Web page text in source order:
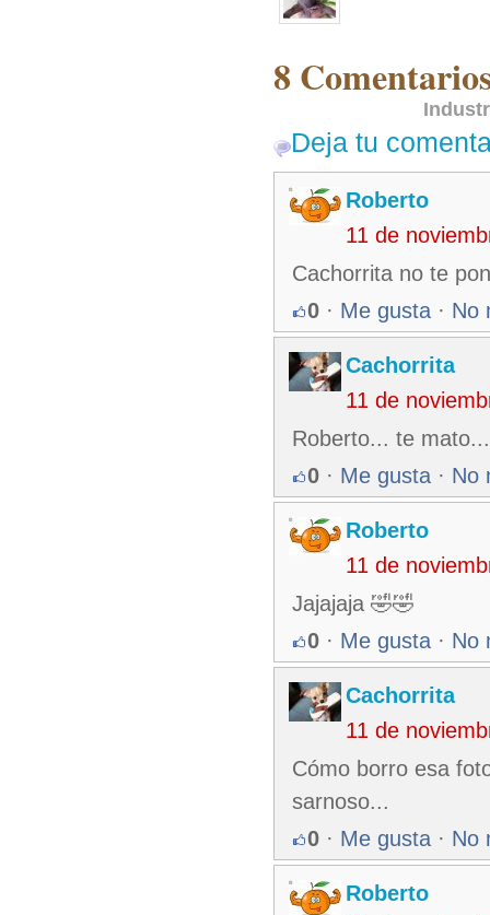
8
Deja tu
Roberto
11 de
Cachorrita no te
0 · Me gusta · No
Cachorrita
11 de
Roberto... te
0 · Me gusta · No
Roberto
11 de
Jajajaja 🤣🤣
0 · Me gusta · No
Cachorrita
11 de
Cómo borro esa
sarnoso...
0 · Me gusta · No
Roberto